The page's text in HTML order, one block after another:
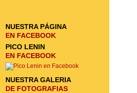
NUESTRA PÁGINA
EN FACEBOOK
PICO LENIN
EN FACEBOOK
NUESTRA GALERIA
DE FOTOGRAFIAS